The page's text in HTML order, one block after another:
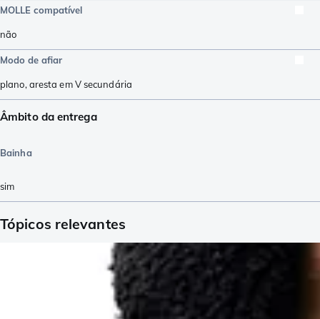
MOLLE compatível
não
Modo de afiar
plano,aresta em V secundária
Âmbito da entrega
Bainha
sim
Tópicos relevantes